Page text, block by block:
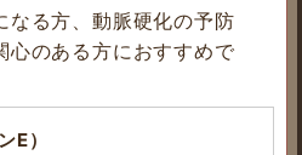
なる方、動脈硬化の予防
心のある方におすすめで
E）